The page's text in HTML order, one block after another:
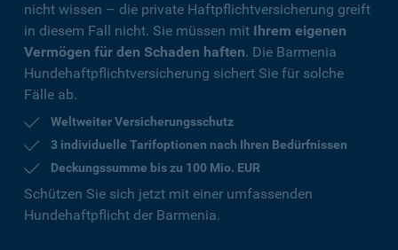
nicht wissen – die private Haftpflichtversicherung greift
in diesem Fall nicht. Sie müssen mit Ihrem eigenen
Vermögen für den Schaden haften. Die Barmenia
Hundehaftpflichtversicherung sichert Sie für solche
Fälle ab.
Weltweiter Versicherungsschutz
3 individuelle Tarifoptionen nach Ihren Bedürfnissen
Deckungssumme bis zu 100 Mio. EUR
Schützen Sie sich jetzt mit einer umfassenden
Hundehaftpflicht der Barmenia.